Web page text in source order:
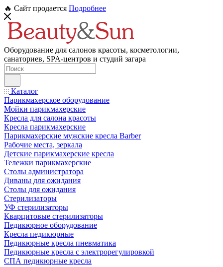
🔥 Сайт продается Подробнее
Оборудование для салонов красоты, косметологии,
санаториев, SPA-центров и студий загара
Каталог
Парикмахерское оборудование
Мойки парикмахерские
Кресла для салона красоты
Кресла парикмахерские
Парикмахерские мужские кресла Barber
Рабочие места, зеркала
Детские парикмахерские кресла
Тележки парикмахерские
Столы администратора
Диваны для ожидания
Столы для ожидания
Стерилизаторы
УФ стерилизаторы
Кварцитовые стерилизаторы
Педикюрное оборудование
Кресла педикюрные
Педикюрные кресла пневматика
Педикюрные кресла с электрорегулировкой
СПА педикюрные кресла